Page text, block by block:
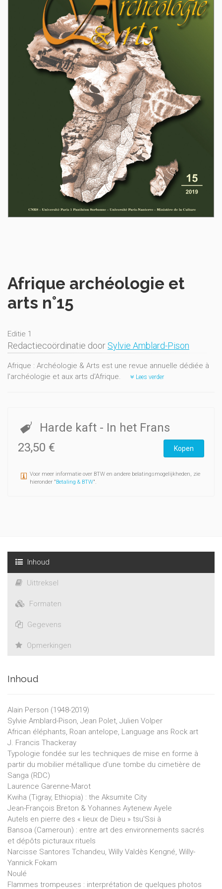
Afrique archéologie et
arts n°15
Editie 1
Redactiecoördinatie door Sylvie Amblard-Pison
Afrique : Archéologie & Arts est une revue annuelle dédiée à
l'archéologie et aux arts d'Afrique.
Lees verder
Harde kaft - In het Frans
23,50 €
Kopen
Voor meer informatie over BTW en andere belatingsmogelijkheden, zie
hieronder "Betaling & BTW".
Inhoud
Uittreksel
Formaten
Gegevens
Opmerkingen
Inhoud
Alain Person (1948-2019)
Sylvie Amblard-Pison, Jean Polet, Julien Volper
African éléphants, Roan antelope, Language ans Rock art
J. Francis Thackeray
Typologie fondée sur les techniques de mise en forme à
partir du mobilier métallique d'une tombe du cimetière de
Sanga (RDC)
Laurence Garenne-Marot
Kwiha (Tigray, Ethiopia) : the Aksumite City
Jean-François Breton & Yohannes Aytenew Ayele
Autels en pierre des « lieux de Dieu » tsu'Ssi à
Bansoa (Cameroun) : entre art des environnements sacrés
et dépôts picturaux rituels
Narcisse Santores Tchandeu, Willy Valdès Kengné, Willy-
Yannick Fokam
Noulé
Flammes trompeuses : interprétation de quelques photos